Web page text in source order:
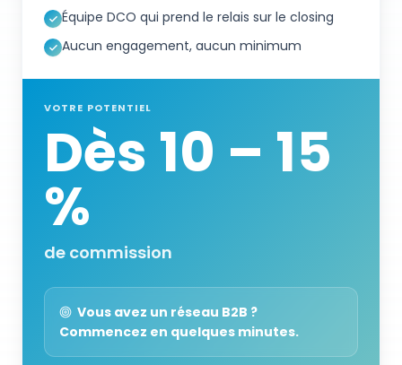
Équipe DCO qui prend le relais sur le closing
Aucun engagement, aucun minimum
VOTRE POTENTIEL
Dès 10 – 15
%
de commission
Vous avez un réseau B2B ?
Commencez en quelques minutes.